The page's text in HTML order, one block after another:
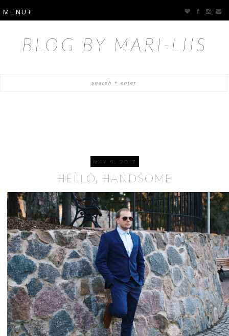
BLOG BY MARI-LIIS
MAY 6, 2017
HELLO, HANDSOME